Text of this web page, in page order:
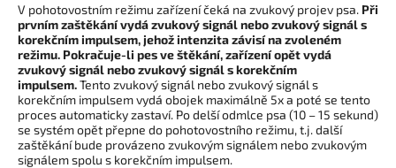
V pohotovostním režimu zařízení čeká na zvukový projev psa. Při
prvním zaštěkání vydá zvukový signál nebo zvukový signál s
korekčním impulsem, jehož intenzita závisí na zvoleném
režimu. Pokračuje-li pes ve štěkání, zařízení opět vydá
zvukový signál nebo zvukový signál s korekčním
impulsem.Tento zvukový signál nebo zvukový signál s
korekčním impulsem vydá obojek maximálně 5x a poté se tento
proces automaticky zastaví. Po delší odmlce psa (10 – 15 sekund)
se systém opět přepne do pohotovostního režimu, t.j. další
zaštěkání bude provázeno zvukovým signálem nebo zvukovým
signálem spolu s korekčním impulsem.